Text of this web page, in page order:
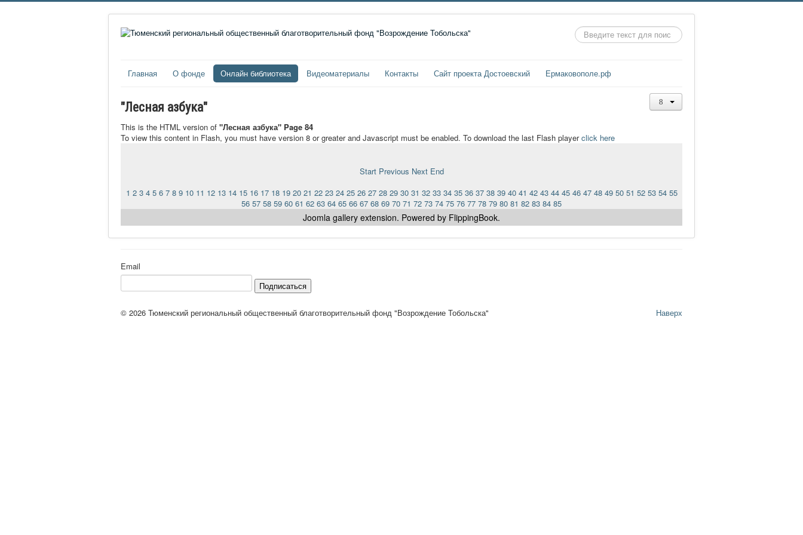
Искать...
Главная О фонде Онлайн библиотека Видеоматериалы Контакты Сайт проекта Достоевский Ермаковополе.рф
"Лесная азбука"
This is the HTML version of "Лесная азбука" Page 84
To view this content in Flash, you must have version 8 or greater and Javascript must be enabled. To download the last Flash playerclick here
Start Previous Next End
1 2 3 4 5 6 7 8 9 10 11 12 13 14 15 16 17 18 19 20 21 22 23 24 25 26 27 28 29 30 31 32 33 34 35 36 37 38 39 40 41 42 43 44 45 46 47 48 49 50 51 52 53 54 55
56 57 58 59 60 61 62 63 64 65 66 67 68 69 70 71 72 73 74 75 76 77 78 79 80 81 82 83 84 85
Joomla gallery extension. Powered by FlippingBook.
Email
Подписаться
Наверх
© 2026 Тюменский региональный общественный благотворительный фонд "Возрождение Тобольска"